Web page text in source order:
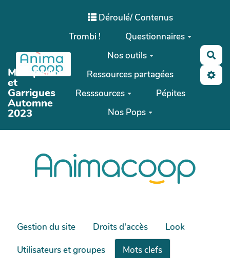
Aller au contenu principal
Montpellier
et
Garrigues
Automne
2023
Déroulé/ Contenus
Trombi !
Questionnaires
Nos outils
Ressources partagées
Resssources
Pépites
Nos Pops
Gestion du site Droits d'accès
Look
Utilisateurs et groupes
Mots clefs